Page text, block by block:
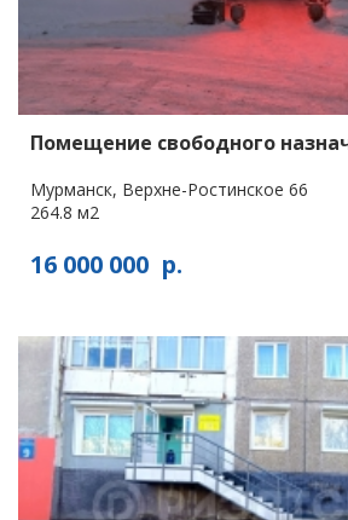
Помещение свободного
Мурманск, Верхне-Ростинское 66
264.8 м2
16 000 000 р.